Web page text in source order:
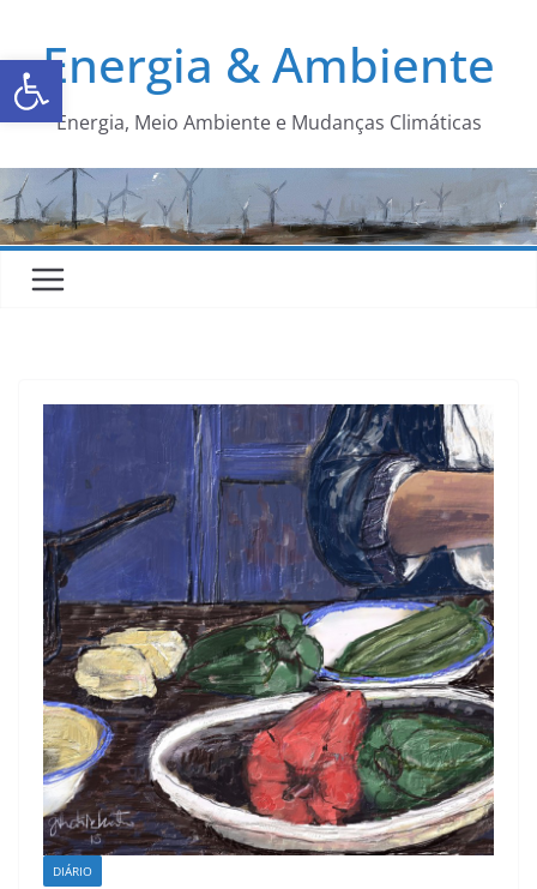
Abrir a barra de ferramentas
Energia & Ambiente
Energia, Meio Ambiente e Mudanças Climáticas
DIÁRIO